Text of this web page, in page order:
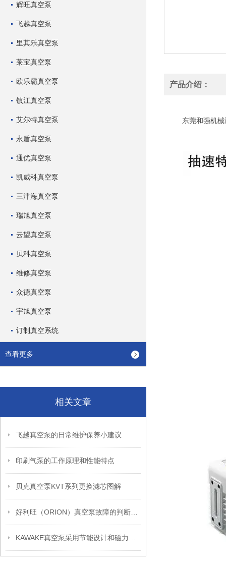
辉旺真空泵
飞越真空泵
里其乐真空泵
莱宝真空泵
欧乐霸真空泵
镇江真空泵
艾尔特真空泵
永盾真空泵
通优真空泵
凯威科真空泵
三津海真空泵
瑞旭真空泵
云望真空泵
贝科真空泵
维修真空泵
众德真空泵
宇旭真空泵
订制真空系统
查看更多
相关文章
飞越真空泵的日常维护保养小建议
印刷气泵的工作原理和性能特点
贝克真空泵KVT系列更换滤芯图解
产品介绍：
东莞和强机械